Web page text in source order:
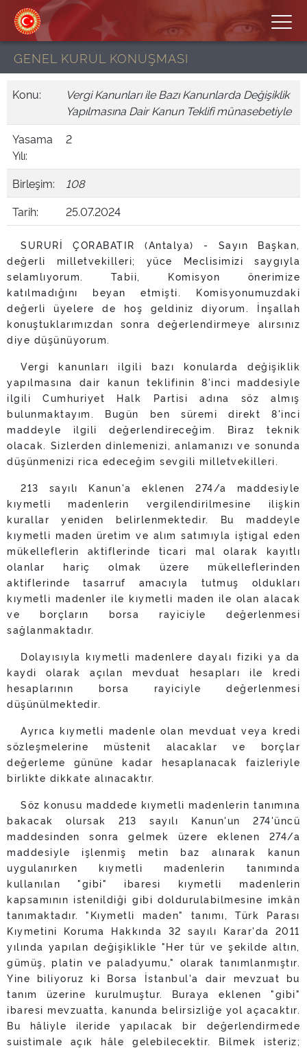
GENEL KURUL KONUŞMASI
Konu:
Vergi Kanunları ile Bazı Kanunlarda Değişiklik
Yapılmasına Dair Kanun Teklifi münasebetiyle
Yasama
Yılı:
2
Birleşim:
108
Tarih:
25.07.2024
SURURİ ÇORABATIR (Antalya) - Sayın Başkan,
değerli milletvekilleri; yüce Meclisimizi saygıyla
selamlıyorum. Tabii, Komisyon önerimize
katılmadığını beyan etmişti. Komisyonumuzdaki
değerli üyelere de hoş geldiniz diyorum. İnşallah
konuştuklarımızdan sonra değerlendirmeye alırsınız
diye düşünüyorum.
Vergi kanunları ilgili bazı konularda değişiklik
yapılmasına dair kanun teklifinin 8'inci maddesiyle
ilgili Cumhuriyet Halk Partisi adına söz almış
bulunmaktayım. Bugün ben süremi direkt 8'inci
maddeyle ilgili değerlendireceğim. Biraz teknik
olacak. Sizlerden dinlemenizi, anlamanızı ve sonunda
düşünmenizi rica edeceğim sevgili milletvekilleri.
213 sayılı Kanun'a eklenen 274/a maddesiyle
kıymetli madenlerin vergilendirilmesine ilişkin
kurallar yeniden belirlenmektedir. Bu maddeyle
kıymetli maden üretim ve alım satımıyla iştigal eden
mükelleflerin aktiflerinde ticari mal olarak kayıtlı
olanlar hariç olmak üzere mükelleflerinden
aktiflerinde tasarruf amacıyla tutmuş oldukları
kıymetli madenler ile kıymetli maden ile olan alacak
ve borçların borsa rayiciyle değerlenmesi
sağlanmaktadır.
Dolayısıyla kıymetli madenlere dayalı fiziki ya da
kaydi olarak açılan mevduat hesapları ile kredi
hesaplarının borsa rayiciyle değerlenmesi
düşünülmektedir.
Ayrıca kıymetli madenle olan mevduat veya kredi
sözleşmelerine müstenit alacaklar ve borçlar
değerleme gününe kadar hesaplanacak faizleriyle
birlikte dikkate alınacaktır.
Söz konusu maddede kıymetli madenlerin tanımına
bakacak olursak 213 sayılı Kanun'un 274'üncü
maddesinden sonra gelmek üzere eklenen 274/a
maddesiyle işlenmiş metin baz alınarak kanun
uygulanırken kıymetli madenlerin tanımında
kullanılan "gibi" ibaresi kıymetli madenlerin
kapsamının istenildiği gibi doldurulabilmesine imkân
tanımaktadır. "Kıymetli maden" tanımı, Türk Parası
Kıymetini Koruma Hakkında 32 sayılı Karar'da 2011
yılında yapılan değişiklikle "Her tür ve şekilde altın,
gümüş, platin ve paladyumu," olarak tanımlanmıştır.
Yine biliyoruz ki Borsa İstanbul'a dair mevzuat bu
tanım üzerine kurulmuştur. Buraya eklenen "gibi"
ibaresi mevzuatta, kanunda belirsizliğe yol açacaktır.
Bu hâliyle ileride yapılacak bir değerlendirmede
suistimale açık hâle gelebilecektir. Bilmek isteriz;